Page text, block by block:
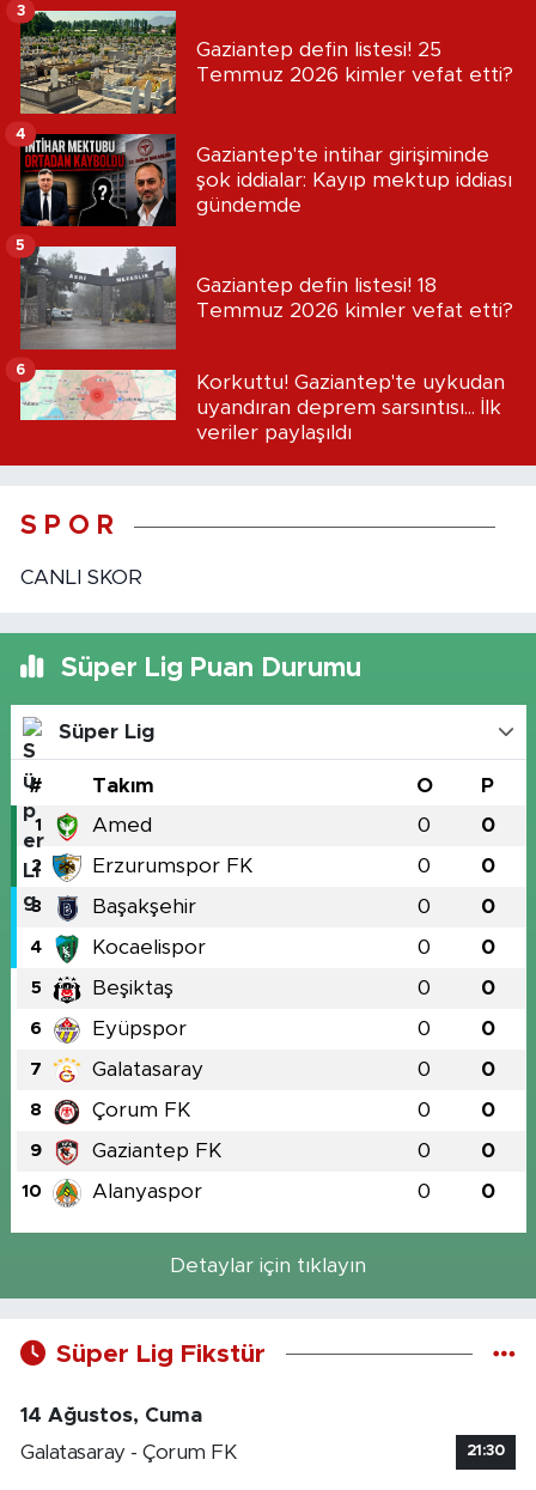
Gaziantep defin listesi! 25
Temmuz 2026 kimler vefat etti?
3
Gaziantep'te intihar girişiminde
şok iddialar: Kayıp mektup iddiası
gündemde
4
Gaziantep defin listesi! 18
Temmuz 2026 kimler vefat etti?
5
Korkuttu! Gaziantep'te uykudan
uyandıran deprem sarsıntısı... İlk
veriler paylaşıldı
6
S P O R
CANLI SKOR
Süper Lig Puan Durumu
Süper Lig
# Takım O P
1 Amed 0 0
2 Erzurumspor FK 0 0
3 Başakşehir 0 0
4 Kocaelispor 0 0
5 Beşiktaş 0 0
6 Eyüpspor 0 0
7 Galatasaray 0 0
8 Çorum FK 0 0
9 Gaziantep FK 0 0
10 Alanyaspor 0 0
Detaylar için tıklayın
Süper Lig Fikstür
14 Ağustos, Cuma
Galatasaray - Çorum FK
21:30